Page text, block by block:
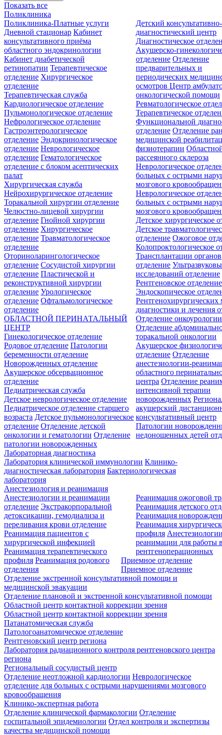
Показать все
Поликлиника
Поликлиника-Платные услуги
Дневной стационар Кабинет
консультативного приёма
областного эндокринологии
Кабинет диабетической
ретинопатии Терапевтическое
отделение Хирургическое
отделение
Детский консультативно-
диагностический центр
Диагностическое
Акушерско-
отделение Отделение
предварительных и
периодических
осмотровЦентр
онкологической помощи
Терапевтическая служба
Кардиологическое отделение
Пульмонологическое отделение
Нефрологическое отделение
Гастроэнтерологическое
отделение Эндокринологическое
отделение Неврологическое
отделение Гематологическое
отделение c блоком асептических
палат
Ревматологическое
Терапевтическое
Функциональной
отделение Отделение
медицинской
физиотерапии
рассеянного склероза
Неврологическое
больных с острыми
мозгового
Неврологическое
больных с острыми
мозгового
Хирургическая служба
Нейрохирургическое отделение
Торакальной хирургии отделение
Челюстно-лицевой хирургии
отделение Гнойной хирургии
отделение Хирургическое
отделение Травматологическое
отделение
Оториноларингологическое
отделение Сосудистой хирургии
отделение Пластической и
реконструктивной хирургии
отделение Урологическое
отделение Офтальмологическое
отделение
Детское хирургическое
Детское
отделение Ожоговое
Колопроктологическое
Трансплантации органов
отделение
исследований отделение
Рентгеновское отделение
Эндоскопическое
Рентгенохирургических
диагностики и лечения
Отделение онкоурологии
Отделение
торакальной онкологии
ОБЛАСТНОЙ ПЕРИНАТАЛЬНЫЙ
ЦЕНТР
Гинекологическое отделение
Родовое отделение Патологии
беременности отделение
Новорожденных отделение
Акушерское обсервационное
отделение
Акушерское
отделение Отделение
анестезиологии-
областного
центра Отделение
интенсивной терапии
новорожденных
акушерский
консультативный центр
Патологии
недоношенных детей
Педиатрическая служба
Детское неврологическое отделение
Педиатрическое отделение старшего
возраста Детское пульмонологическое
отделение Отделение детской
онкологии и гематологии Отделение
патологии новорожденных
Лабораторная диагностика
Лаборатория клинической иммунологии Клинико-
диагностическая лаборатория Бактериологическая
лаборатория
Анестезиология и реанимация
Анестезиологии и реанимации
отделение Экстракорпоральной
детоксикации, гемодиализа и
переливания крови отделение
Реанимация пациентов с
хирургической инфекцией
Реанимация терапевтического
профиля Реанимация родового
отделения
Реанимация ожоговой
Реанимация детского
Реанимация
Реанимация
профиля
реанимации для работы
рентгеноперационных
Приемное отделение
Приемное отделение
Отделение экстренной консультативной помощи и
медицинской эвакуации
Отделение плановой и экстренной консультативной помощи
Областной центр контактной коррекции зрения
Областной центр контактной коррекции зрения
Патанатомическая служба
Патологоанатомическое отделение
Рентгеновский центр региона
Лаборатория радиационного контроля рентгеновского центра
региона
Региональный сосудистый центр
Отделение неотложной кардиологии Неврологическое
отделение для больных с острыми нарушениями мозгового
кровообращения
Клинико-экспертная работа
Отделение клинической фармакологии Отделение
госпитальной эпидемиологии Отдел контроля и экспертизы
качества медицинской помощи